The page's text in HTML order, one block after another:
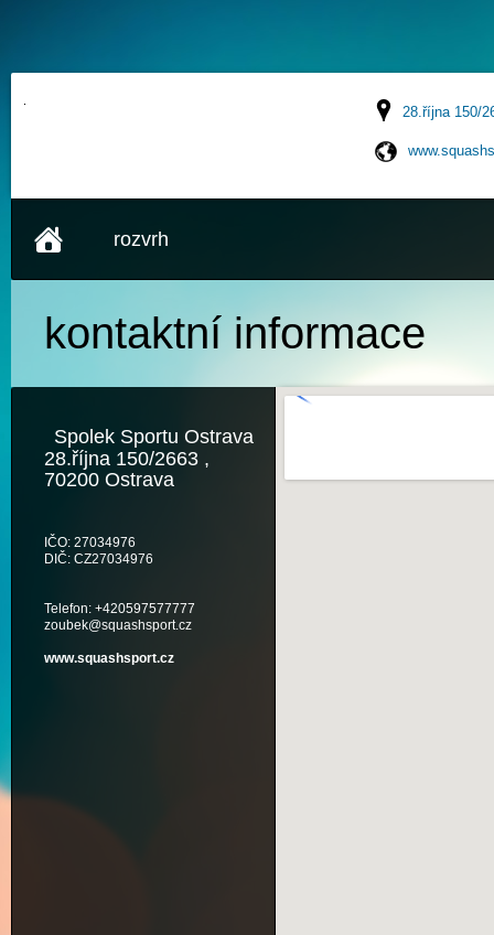
28.října 150/
rozvrh
kontaktní informace
Spolek Sportu Ostrava
28.října 150/2663 ,
70200 Ostrava
IČO: 27034976
DIČ: CZ27034976
Telefon: +420597577777
zoubek@squashsport.cz
www.squashsport.cz